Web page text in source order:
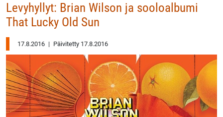
Levyhyllyt: Brian Wilson ja sooloalbumi
That Lucky Old Sun
17.8.2016 | Päivitetty 17.8.2016